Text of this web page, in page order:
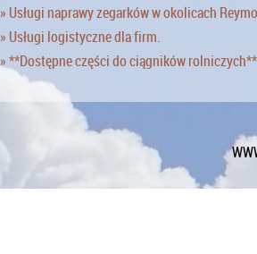
» Usługi naprawy zegarków w okolicach
» Usługi logistyczne dla firm.
» **Dostępne części do ciągników rolniczych**